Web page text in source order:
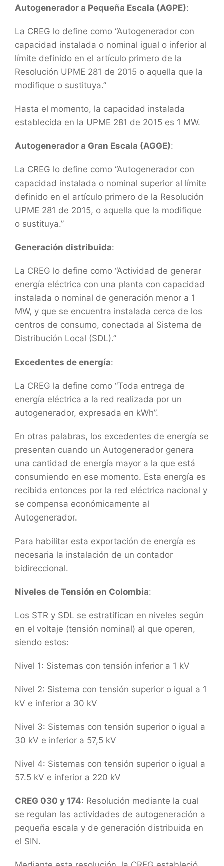
Autogenerador a Pequeña Escala (AGPE):
La CREG lo define como “Autogenerador con
capacidad instalada o nominal igual o inferior al
límite definido en el artículo primero de la
Resolución UPME 281 de 2015 o aquella que la
modifique o sustituya.”
Hasta el momento, la capacidad instalada
establecida en la UPME 281 de 2015 es 1 MW.
Autogenerador a Gran Escala (AGGE):
La CREG lo define como “Autogenerador con
capacidad instalada o nominal superior al límite
definido en el artículo primero de la Resolución
UPME 281 de 2015, o aquella que la modifique
o sustituya.”
Generación distribuida:
La CREG lo define como “Actividad de generar
energía eléctrica con una planta con capacidad
instalada o nominal de generación menor a 1
MW, y que se encuentra instalada cerca de los
centros de consumo, conectada al Sistema de
Distribución Local (SDL).”
Excedentes de energía:
La CREG la define como “Toda entrega de
energía eléctrica a la red realizada por un
autogenerador, expresada en kWh”.
En otras palabras, los excedentes de energía se
presentan cuando un Autogenerador genera
una cantidad de energía mayor a la que está
consumiendo en ese momento. Esta energía es
recibida entonces por la red eléctrica nacional y
se compensa económicamente al
Autogenerador.
Para habilitar esta exportación de energía es
necesaria la instalación de un contador
bidireccional.
Niveles de Tensión en Colombia:
Los STR y SDL se estratifican en niveles según
en el voltaje (tensión nominal) al que operen,
siendo estos:
Nivel 1: Sistemas con tensión inferior a 1 kV
Nivel 2: Sistema con tensión superior o igual a 1
kV e inferior a 30 kV
Nivel 3: Sistemas con tensión superior o igual a
30 kV e inferior a 57,5 kV
Nivel 4: Sistemas con tensión superior o igual a
57.5 kV e inferior a 220 kV
CREG 030 y 174: Resolución mediante la cual
se regulan las actividades de autogeneración a
pequeña escala y de generación distribuida en
el SIN.